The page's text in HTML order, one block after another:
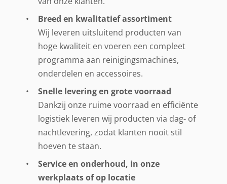
Breed en kwalitatief assortiment
Wij leveren uitsluitend producten van
hoge kwaliteit en voeren een compleet
programma aan reinigingsmachines,
onderdelen en accessoires.
Snelle levering en grote voorraad
Dankzij onze ruime voorraad en efficiënte
logistiek leveren wij producten via dag- of
nachtlevering, zodat klanten nooit stil
hoeven te staan.
Service en onderhoud, in onze
werkplaats of op locatie